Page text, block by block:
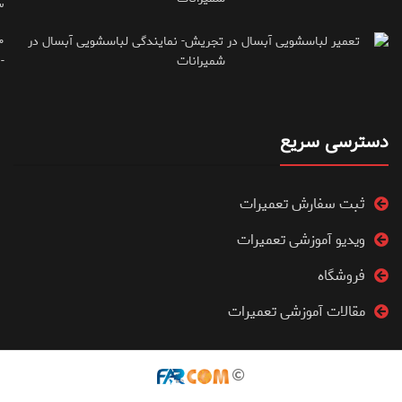
-
دسترسی سریع
ثبت سفارش تعمیرات
ویدیو آموزشی تعمیرات
فروشگاه
مقالات آموزشی تعمیرات